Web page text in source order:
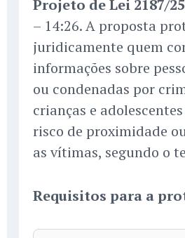
Projeto de Lei 2187/25
– 14:26. A proposta
juridicamente quem
informações sobre
ou condenadas por
crianças e
risco de proximidade
as vítimas, segundo o
Requisitos para a